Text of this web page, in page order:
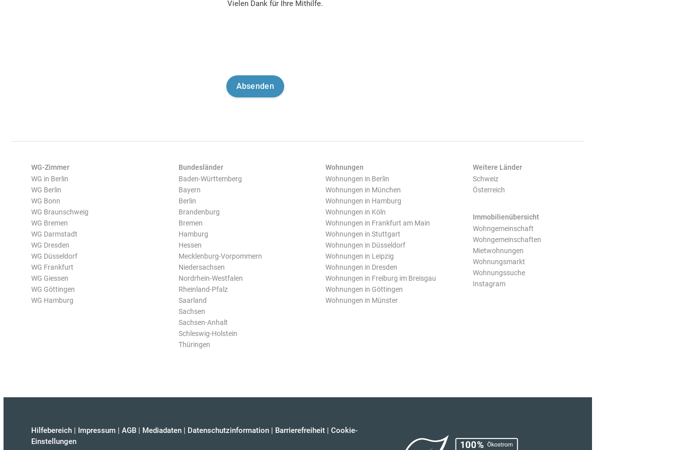
Vielen Dank für Ihre Mithilfe.
WG-Zimmer
WG in Berlin
WG Berlin
WG Bonn
WG Braunschweig
WG Bremen
WG Darmstadt
WG Dresden
WG Düsseldorf
WG Frankfurt
WG Giessen
WG Göttingen
WG Hamburg
Bundesländer
Baden-Württemberg
Bayern
Berlin
Brandenburg
Bremen
Hamburg
Hessen
Mecklenburg-Vorpommern
Niedersachsen
Nordrhein-Westfalen
Rheinland-Pfalz
Saarland
Sachsen
Sachsen-Anhalt
Schleswig-Holstein
Thüringen
Wohnungen
Wohnungen in Berlin
Wohnungen in München
Wohnungen in Hamburg
Wohnungen in Köln
Wohnungen in Frankfurt am Main
Wohnungen in Stuttgart
Wohnungen in Düsseldorf
Wohnungen in Leipzig
Wohnungen in Dresden
Wohnungen in Freiburg im Breisgau
Wohnungen in Göttingen
Wohnungen in Münster
Weitere Länder
Schweiz
Österreich
Immobilienübersicht
Wohngemeinschaft
Wohngemeinschaften
Mietwohnungen
Wohnungsmarkt
Wohnungssuche
Instagram
Hilfebereich | Impressum | AGB | Mediadaten | Datenschutzinformation | Barrierefreiheit | Cookie-
Einstellungen